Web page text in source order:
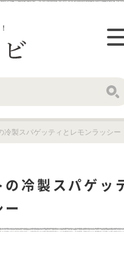
冷製スパゲッティとレモンラッシー
の冷製スパゲッ
ー